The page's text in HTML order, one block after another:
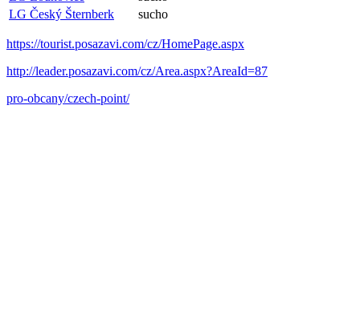
LG Český Šternberk
sucho
https://tourist.posazavi.com/cz/HomePage.aspx
http://leader.posazavi.com/cz/Area.aspx?AreaId=87
pro-obcany/czech-point/